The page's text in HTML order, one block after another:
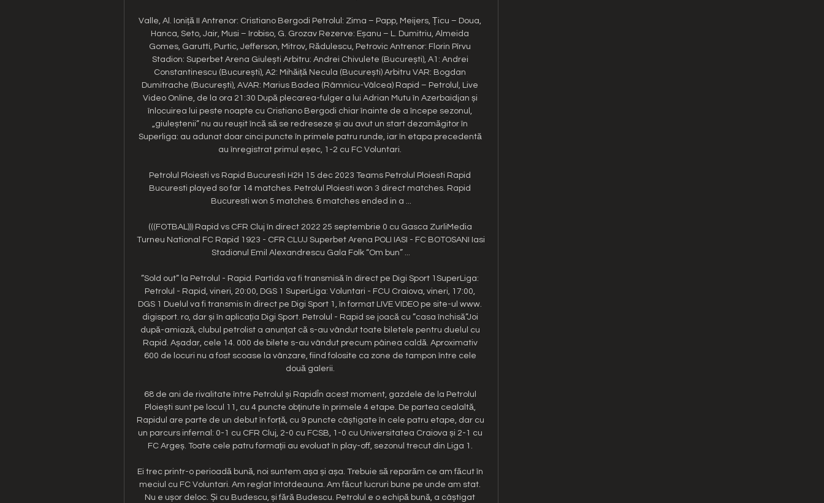
Valle, Al. Ioniță II Antrenor: Cristiano Bergodi Petrolul: Zima – Papp, Meijers, Țicu – Doua,
Hanca, Seto, Jair, Musi – Irobiso, G. Grozav Rezerve: Eșanu – L. Dumitriu, Almeida
Gomes, Garutti, Purtic, Jefferson, Mitrov, Rădulescu, Petrovic Antrenor: Florin Pîrvu
Stadion: Superbet Arena Giulești Arbitru: Andrei Chivulete (București), A1: Andrei
Constantinescu (București), A2: Mihăiță Necula (București) Arbitru VAR: Bogdan
Dumitrache (București), AVAR: Marius Badea (Râmnicu-Vâlcea) Rapid – Petrolul, Live
Video Online, de la ora 21:30 După plecarea-fulger a lui Adrian Mutu în Azerbaidjan și
înlocuirea lui peste noapte cu Cristiano Bergodi chiar înainte de a începe sezonul,
„giuleștenii” nu au reușit încă să se redreseze și au avut un start dezamăgitor în
Superliga: au adunat doar cinci puncte în primele patru runde, iar în etapa precedentă
au înregistrat primul eșec, 1-2 cu FC Voluntari.
Petrolul Ploiesti vs Rapid Bucuresti H2H 15 dec 2023 Teams Petrolul Ploiesti Rapid
Bucuresti played so far 14 matches. Petrolul Ploiesti won 3 direct matches. Rapid
Bucuresti won 5 matches. 6 matches ended in a ...
(((FOTBAL))) Rapid vs CFR Cluj în direct 2022 25 septembrie 0 cu Gasca ZurliMedia
Turneu National FC Rapid 1923 - CFR CLUJ Superbet Arena POLI IASI - FC BOTOSANI Iasi
Stadionul Emil Alexandrescu Gala Folk “Om bun” ...
”Sold out” la Petrolul - Rapid. Partida va fi transmisă în direct pe Digi Sport 1SuperLiga:
Petrolul - Rapid, vineri, 20:00, DGS 1 SuperLiga: Voluntari - FCU Craiova, vineri, 17:00,
DGS 1 Duelul va fi transmis în direct pe Digi Sport 1, în format LIVE VIDEO pe site-ul www.
digisport. ro, dar și în aplicația Digi Sport. Petrolul - Rapid se joacă cu ”casa închisă”Joi
după-amiază, clubul petrolist a anunțat că s-au vândut toate biletele pentru duelul cu
Rapid. Așadar, cele 14. 000 de bilete s-au vândut precum pâinea caldă. Aproximativ
600 de locuri nu a fost scoase la vânzare, fiind folosite ca zone de tampon între cele
două galerii.
68 de ani de rivalitate între Petrolul și RapidÎn acest moment, gazdele de la Petrolul
Ploiești sunt pe locul 11, cu 4 puncte obținute în primele 4 etape. De partea cealaltă,
Rapidul are parte de un debut în forță, cu 9 puncte câștigate în cele patru etape, dar cu
un parcurs infernal: 0-1 cu CFR Cluj, 2-0 cu FCSB, 1-0 cu Universitatea Craiova și 2-1 cu
FC Argeș. Toate cele patru formații au evoluat în play-off, sezonul trecut din Liga 1.
Ei trec printr-o perioadă bună, noi suntem așa și așa. Trebuie să reparăm ce am făcut în
meciul cu FC Voluntari. Am reglat întotdeauna. Am făcut lucruri bune pe unde am stat.
Nu e ușor deloc. Și cu Budescu, și fără Budescu. Petrolul e o echipă bună, a câștigat